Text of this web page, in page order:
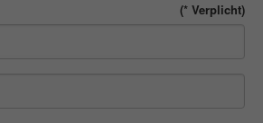
(* Verplicht)